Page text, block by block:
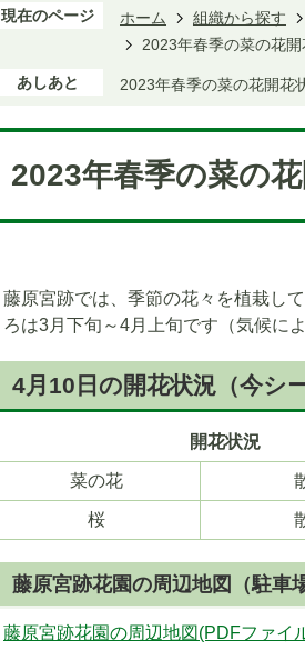
現在のページ ホーム 組織から探す
2023年春季の菜の花開
あしあと 2023年春季の菜の花開花
2023年春季の菜の
藤原宮跡では、季節の花々を植栽し
ろは3月下旬～4月上旬です（気候に
4月10日の開花状況（今シ
開花状況
菜の花
桜
藤原宮跡花園の周辺地図（駐車
藤原宮跡花園の周辺地図(PDFファイ